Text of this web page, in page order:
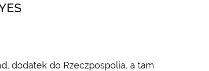
dodatek do Rzeczpospolia, a tam